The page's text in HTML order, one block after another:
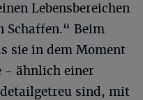
Lebensbereichen
Schaffen.“ Beim
sie in dem Moment
- ähnlich einer
sind, mit